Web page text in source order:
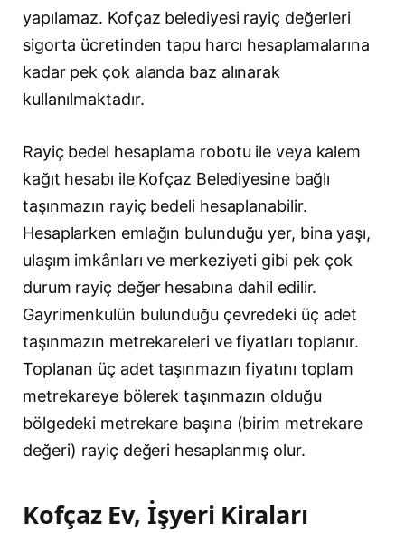
yapılamaz. Kofçaz belediyesi rayiç değerleri
sigorta ücretinden tapu harcı hesaplamalarına
kadar pek çok alanda baz alınarak
kullanılmaktadır.
Rayiç bedel hesaplama robotu ile veya kalem
kağıt hesabı ile Kofçaz Belediyesine bağlı
taşınmazın rayiç bedeli hesaplanabilir.
Hesaplarken emlağın bulunduğu yer, bina yaşı,
ulaşım imkânları ve merkeziyeti gibi pek çok
durum rayiç değer hesabına dahil edilir.
Gayrimenkulün bulunduğu çevredeki üç adet
taşınmazın metrekareleri ve fiyatları toplanır.
Toplanan üç adet taşınmazın fiyatını toplam
metrekareye bölerek taşınmazın olduğu
bölgedeki metrekare başına (birim metrekare
değeri) rayiç değeri hesaplanmış olur.
Kofçaz Ev, İşyeri Kiraları